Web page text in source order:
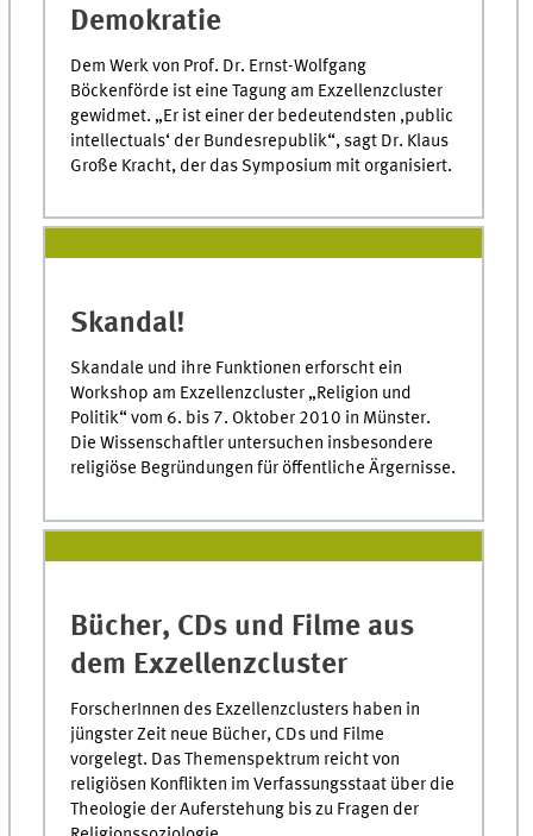
Demokratie
Dem Werk von Prof. Dr. Ernst-Wolfgang
Böckenförde ist eine Tagung am Exzellenzcluster
gewidmet. „Er ist einer der bedeutendsten ,public
intellectuals‘ der Bundesrepublik“, sagt Dr. Klaus
Große Kracht, der das Symposium mit organisiert.
Skandal!
Skandale und ihre Funktionen erforscht ein
Workshop am Exzellenzcluster „Religion und
Politik“ vom 6. bis 7. Oktober 2010 in Münster.
Die Wissenschaftler untersuchen insbesondere
religiöse Begründungen für öffentliche Ärgernisse.
Bücher, CDs und Filme aus
dem Exzellenzcluster
ForscherInnen des Exzellenzclusters haben in
jüngster Zeit neue Bücher, CDs und Filme
vorgelegt. Das Themenspektrum reicht von
religiösen Konflikten im Verfassungsstaat über die
Theologie der Auferstehung bis zu Fragen der